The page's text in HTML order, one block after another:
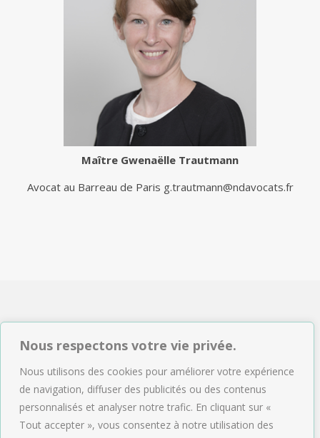
Nous respectons votre vie privée.
Nous utilisons des cookies pour améliorer votre expérience
de navigation, diffuser des publicités ou des contenus
personnalisés et analyser notre trafic. En cliquant sur «
Tout accepter », vous consentez à notre utilisation des
Maître Gwenaëlle Trautmann
Avocat au Barreau de Paris g.trautmann@ndavocats.fr
NDAVOCATS Associés
Tél : 01.47.04.09.43
Email :accueil@ndavocats.fr